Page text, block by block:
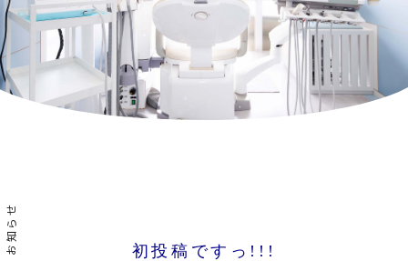
お知らせ 初投稿ですっ!!!